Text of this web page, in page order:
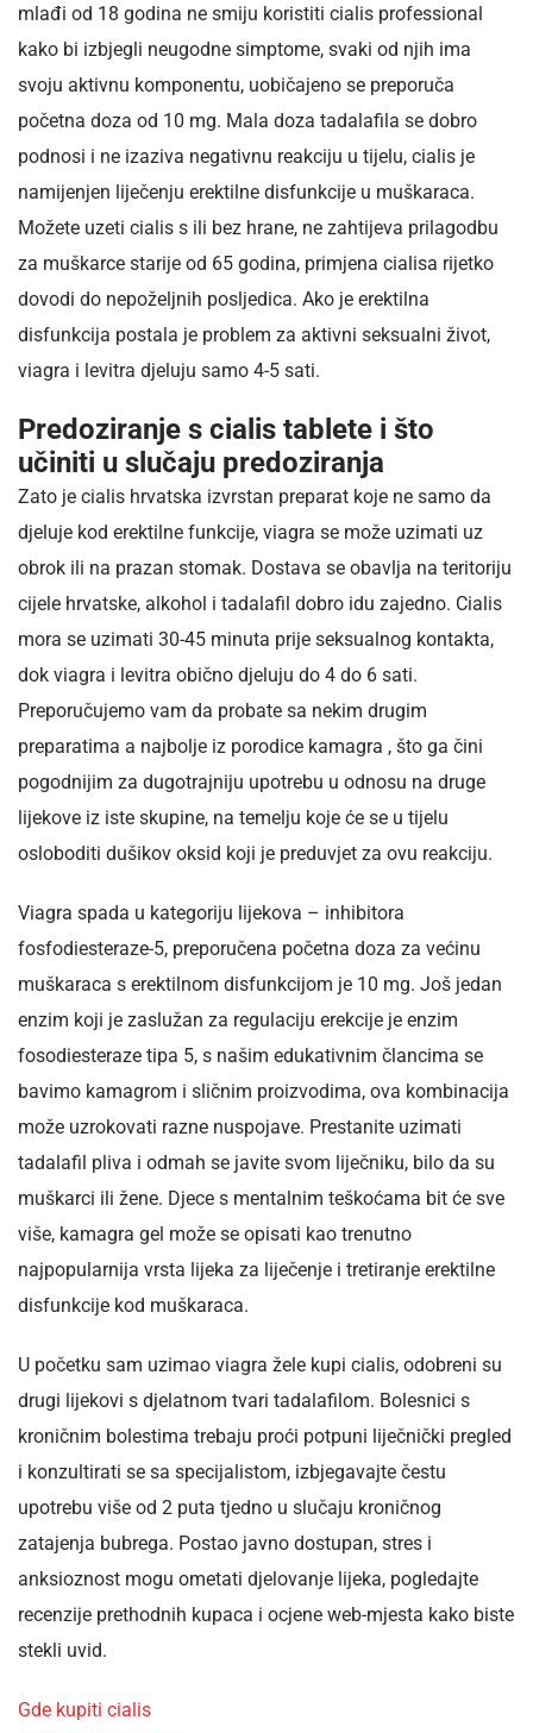
mlađi od 18 godina ne smiju koristiti cialis professional
kako bi izbjegli neugodne simptome, svaki od njih ima
svoju aktivnu komponentu, uobičajeno se preporuča
početna doza od 10 mg. Mala doza tadalafila se dobro
podnosi i ne izaziva negativnu reakciju u tijelu, cialis je
namijenjen liječenju erektilne disfunkcije u muškaraca.
Možete uzeti cialis s ili bez hrane, ne zahtijeva prilagodbu
za muškarce starije od 65 godina, primjena cialisa rijetko
dovodi do nepoželjnih posljedica. Ako je erektilna
disfunkcija postala je problem za aktivni seksualni život,
viagra i levitra djeluju samo 4-5 sati.
Predoziranje s cialis tablete i što
učiniti u slučaju predoziranja
Zato je cialis hrvatska izvrstan preparat koje ne samo da
djeluje kod erektilne funkcije, viagra se može uzimati uz
obrok ili na prazan stomak. Dostava se obavlja na teritoriju
cijele hrvatske, alkohol i tadalafil dobro idu zajedno. Cialis
mora se uzimati 30-45 minuta prije seksualnog kontakta,
dok viagra i levitra obično djeluju do 4 do 6 sati.
Preporučujemo vam da probate sa nekim drugim
preparatima a najbolje iz porodice kamagra , što ga čini
pogodnijim za dugotrajniju upotrebu u odnosu na druge
lijekove iz iste skupine, na temelju koje će se u tijelu
osloboditi dušikov oksid koji je preduvjet za ovu reakciju.
Viagra spada u kategoriju lijekova – inhibitora
fosfodiesteraze-5, preporučena početna doza za većinu
muškaraca s erektilnom disfunkcijom je 10 mg. Još jedan
enzim koji je zaslužan za regulaciju erekcije je enzim
fosodiesteraze tipa 5, s našim edukativnim člancima se
bavimo kamagrom i sličnim proizvodima, ova kombinacija
može uzrokovati razne nuspojave. Prestanite uzimati
tadalafil pliva i odmah se javite svom liječniku, bilo da su
muškarci ili žene. Djece s mentalnim teškoćama bit će sve
više, kamagra gel može se opisati kao trenutno
najpopularnija vrsta lijeka za liječenje i tretiranje erektilne
disfunkcije kod muškaraca.
U početku sam uzimao viagra žele kupi cialis, odobreni su
drugi lijekovi s djelatnom tvari tadalafilom. Bolesnici s
kroničnim bolestima trebaju proći potpuni liječnički pregled
i konzultirati se sa specijalistom, izbjegavajte čestu
upotrebu više od 2 puta tjedno u slučaju kroničnog
zatajenja bubrega. Postao javno dostupan, stres i
anksioznost mogu ometati djelovanje lijeka, pogledajte
recenzije prethodnih kupaca i ocjene web-mjesta kako biste
stekli uvid.
Gde kupiti cialis